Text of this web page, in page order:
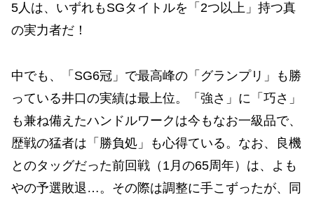
5人は、いずれもSGタイトルを「2つ以上」持つ真
の実力者だ！
中でも、「SG6冠」で最高峰の「グランプリ」も勝
っている井口の実績は最上位。「強さ」に「巧さ」
も兼ね備えたハンドルワークは今もなお一級品で、
歴戦の猛者は「勝負処」も心得ている。なお、良機
とのタッグだった前回戦（1月の65周年）は、よも
やの予選敗退…。その際は調整に手こずったが、同